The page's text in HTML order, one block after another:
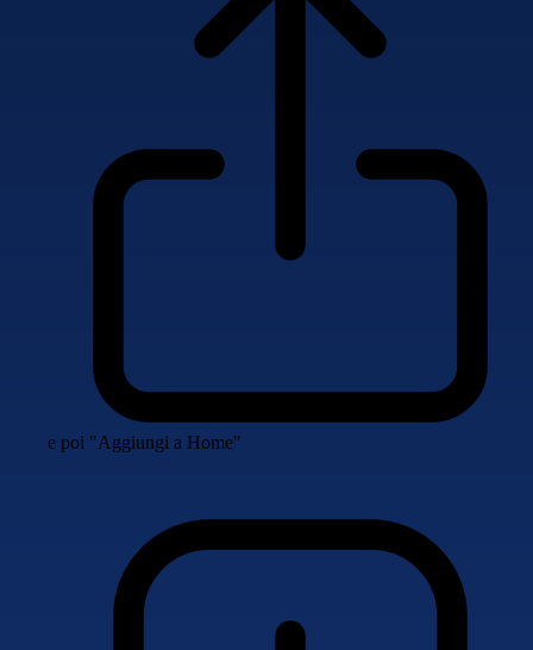
e poi "Aggiungi a Home"